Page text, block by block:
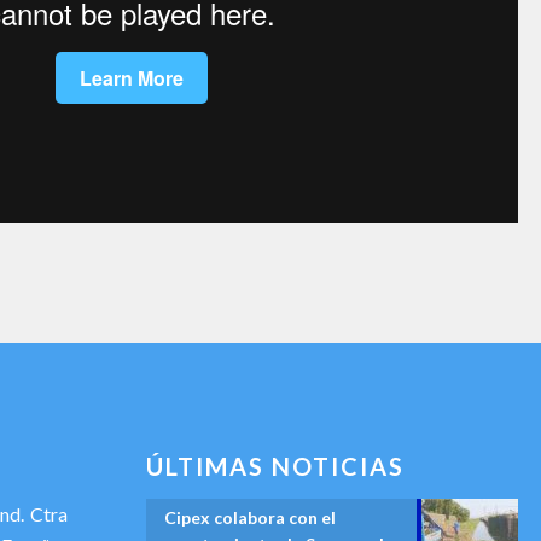
Ctra
ÚLTIMAS NOTICIAS
Cipex colabora con el